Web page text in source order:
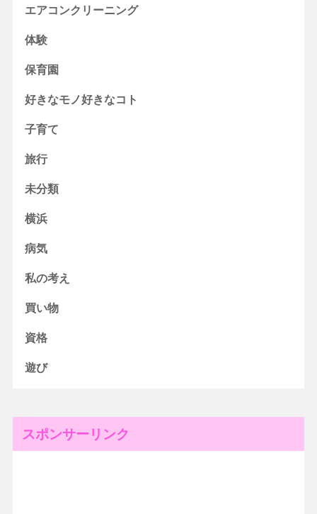
エアコンクリーニング
体験
保育園
好きなモノ好きなコト
子育て
旅行
未分類
横浜
病気
私の考え
買い物
資格
遊び
スポンサーリンク